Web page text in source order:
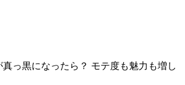
っ黒になったら？ モテ度も魅力も増し